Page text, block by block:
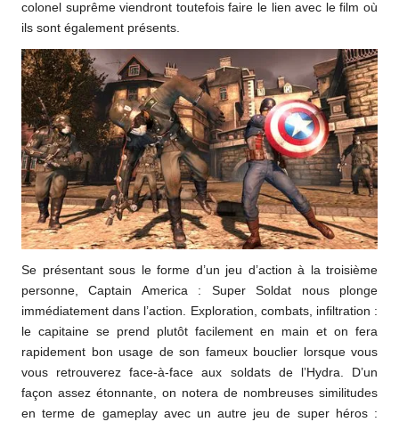
colonel suprême viendront toutefois faire le lien avec le film où
ils sont également présents.
Se présentant sous le forme d’un jeu d’action à la troisième
personne, Captain America : Super Soldat nous plonge
immédiatement dans l’action. Exploration, combats, infiltration :
le capitaine se prend plutôt facilement en main et on fera
rapidement bon usage de son fameux bouclier lorsque vous
vous retrouverez face-à-face aux soldats de l’Hydra. D’un
façon assez étonnante, on notera de nombreuses similitudes
en terme de gameplay avec un autre jeu de super héros :